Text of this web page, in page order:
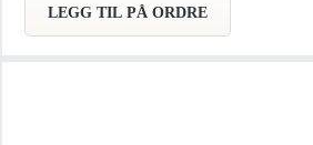
LEGG TIL PÅ ORDRE